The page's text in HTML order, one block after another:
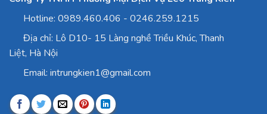
Hotline: 0989.460.406 - 0246.259.1215
Địa chỉ: Lô D10- 15 Làng nghề Triều Khúc, Thanh
Liệt, Hà Nội
Email: intrungkien1@gmail.com